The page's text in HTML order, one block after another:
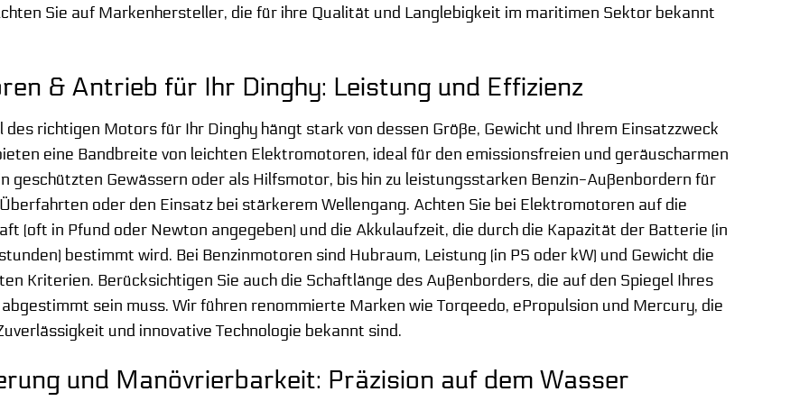
Sie auf Markenhersteller, die für ihre Qualität und Langlebigkeit im maritimen Sektor bekannt
& Antrieb für Ihr Dinghy: Leistung und Effizienz
des richtigen Motors für Ihr Dinghy hängt stark von dessen Größe, Gewicht und Ihrem Einsatzzweck
eine Bandbreite von leichten Elektromotoren, ideal für den emissionsfreien und geräuscharmen
geschützten Gewässern oder als Hilfsmotor, bis hin zu leistungsstarken Benzin-Außenbordern für
oder den Einsatz bei stärkerem Wellengang. Achten Sie bei Elektromotoren auf die
(oft in Pfund oder Newton angegeben) und die Akkulaufzeit, die durch die Kapazität der Batterie (in
bestimmt wird. Bei Benzinmotoren sind Hubraum, Leistung (in PS oder kW) und Gewicht die
Kriterien. Berücksichtigen Sie auch die Schaftlänge des Außenborders, die auf den Spiegel Ihres
sein muss. Wir führen renommierte Marken wie Torqeedo, ePropulsion und Mercury, die
und innovative Technologie bekannt sind.
und Manövrierbarkeit: Präzision auf dem Wasser